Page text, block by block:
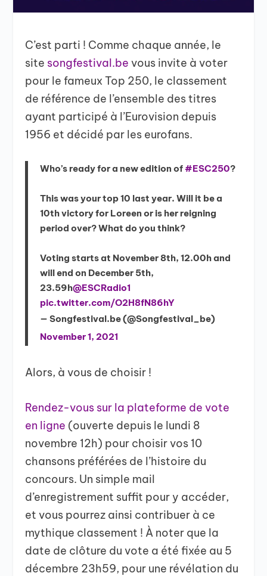
C’est parti ! Comme chaque année, le
site songfestival.be vous invite à voter
pour le fameux Top 250, le classement
de référence de l’ensemble des titres
ayant participé à l’Eurovision depuis
1956 et décidé par les eurofans.
Who’s ready for a new edition of#ESC250?
This was your top 10 last year. Will it be a
10th victory for Loreen or is her reigning
period over? What do you think?
Voting starts at November 8th, 12.00h and
will end on December 5th,
23.59h@ESCRadio1
pic.twitter.com/O2H8fN86hY
— Songfestival.be (@Songfestival_be)
November 1, 2021
Alors, à vous de choisir !
Rendez-vous sur la plateforme de vote
en ligne (ouverte depuis le lundi 8
novembre 12h) pour choisir vos 10
chansons préférées de l’histoire du
concours. Un simple mail
d’enregistrement suffit pour y accéder,
et vous pourrez ainsi contribuer à ce
mythique classement ! À noter que la
date de clôture du vote a été fixée au 5
décembre 23h59, pour une révélation du